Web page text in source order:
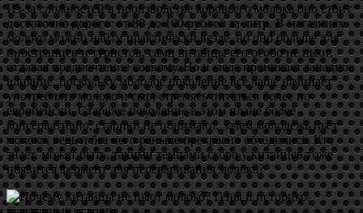
Из-за сложностей в производстве коровьего молока оно стоит
достаточно дорого: от 80 до 100 рублей за литр. В магазинах
молоко можно найти практически везде, но оно больше для
иностранцев и туристов, сами китайцы его особо не пьют,
отдавая предпочтение соевому. Но и сюда проникает западное
влияние, поскольку молодое поколение все чаще начинает
употреблять молоко и сыр, стремясь питаться более по-
европейски. Старшее поколение в этом плане более
консервативно, старики не понимают, зачем молодежь пьет
молоко, ведь и без него раньше прекрасно обходились. Кто
знает, может быть, такими темпами скоро у китайцев тоже
появится фермент для переваривания молока?